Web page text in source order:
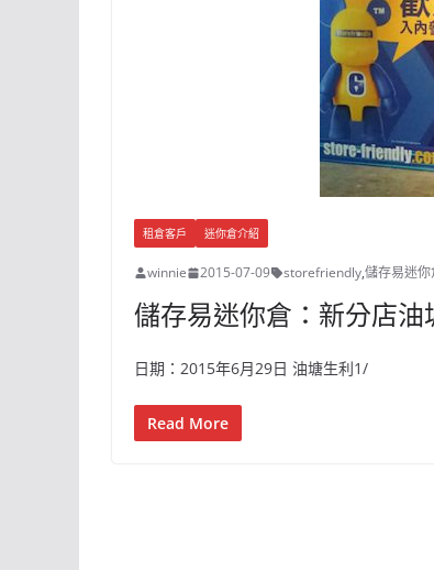
租倉客戶 迷你倉介紹
winnie 2015-07-09 storefriendly,儲存易迷你
儲存易迷你倉：新分店
日期：2015年6月29日 油塘生利1/
Read More